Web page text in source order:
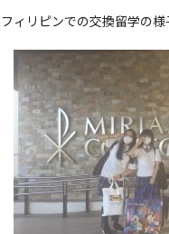
フィリピンでの交換留学の様